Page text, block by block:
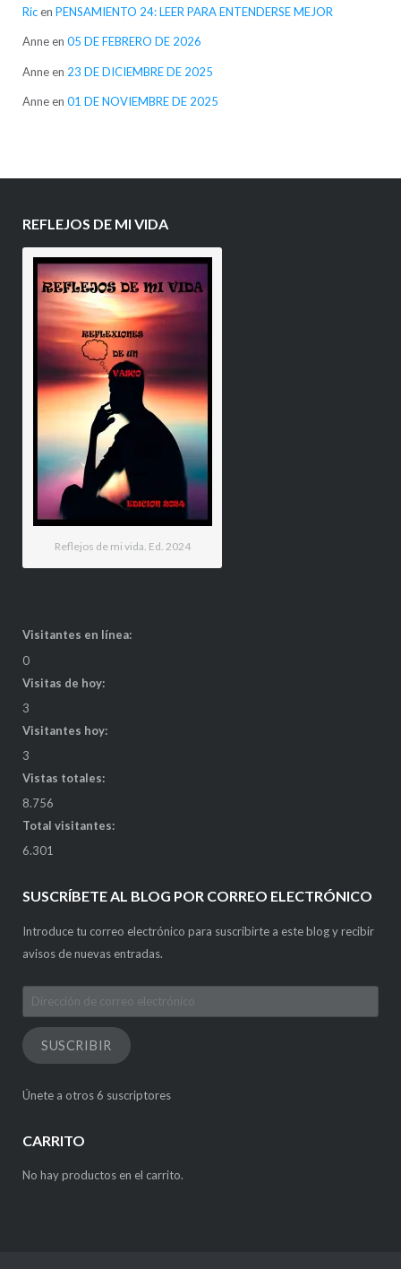
Ricen PENSAMIENTO 24: LEER PARA ENTENDERSE MEJOR
Anneen 05 DE FEBRERO DE 2026
Anneen 23 DE DICIEMBRE DE 2025
Anneen 01 DE NOVIEMBRE DE 2025
REFLEJOS DE MI VIDA
Reflejos de mi vida. Ed. 2024
Visitantes en línea:
0
Visitas de hoy:
3
Visitantes hoy:
3
Vistas totales:
8.756
Total visitantes:
6.301
SUSCRÍBETE AL BLOG POR CORREO ELECTRÓNICO
Introduce tu correo electrónico para suscribirte a este blog y recibir
avisos de nuevas entradas.
Dirección
de
correo
electrónico
SUSCRIBIR
Únete a otros 6 suscriptores
CARRITO
No hay productos en el carrito.